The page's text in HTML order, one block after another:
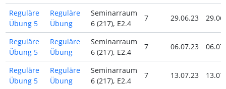
Reguläre
Übung 5
Reguläre
Übung
Seminarraum
6 (217), E2.4
7 29.06.23
Reguläre
Übung 5
Reguläre
Übung
Seminarraum
6 (217), E2.4
7 06.07.23
Reguläre
Übung 5
Reguläre
Übung
Seminarraum
6 (217), E2.4
7 13.07.23